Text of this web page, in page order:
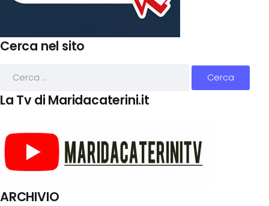
Cerca nel sito
La Tv di Maridacaterini.it
ARCHIVIO